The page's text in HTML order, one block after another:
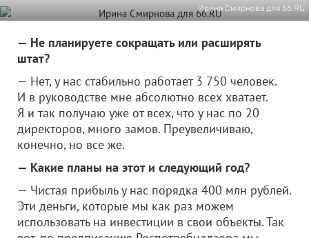
Ирина Смирнова для 66.RU
— Не планируете сокращать или расширять
штат?
— Нет, у нас стабильно работает 3 750 человек.
И в руководстве мне абсолютно всех хватает.
Я и так получаю уже от всех, что у нас по 20
директоров, много замов. Преувеличиваю,
конечно, но все же.
— Какие планы на этот и следующий год?
— Чистая прибыль у нас порядка 400 млн рублей.
Эти деньги, которые мы как раз можем
использовать на инвестиции в свои объекты. Так